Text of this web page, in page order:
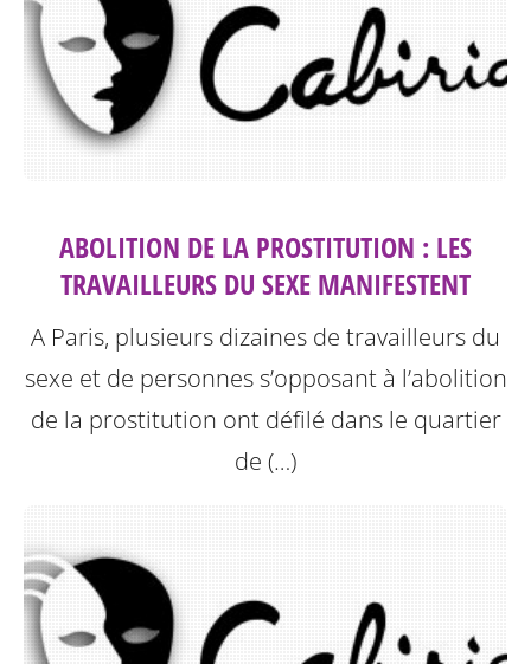
ABOLITION DE LA PROSTITUTION : LES
TRAVAILLEURS DU SEXE MANIFESTENT
A Paris, plusieurs dizaines de travailleurs du
sexe et de personnes s’opposant à l’abolition
de la prostitution ont défilé dans le quartier
de (…)